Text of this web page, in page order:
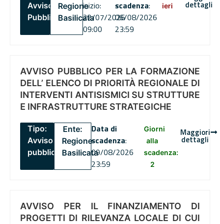
Avviso
Pubblico
Regione
Basilicata
inizio:
22/07/2026
09:00
scadenza:
06/08/2026
23:59
ieri dettagli
AVVISO PUBBLICO PER LA FORMAZIONE
DELL’ ELENCO DI PRIORITÀ REGIONALE DI
INTERVENTI ANTISISMICI SU STRUTTURE
E INFRASTRUTTURE STRATEGICHE
Tipo:
Avviso
pubblico
Ente:
Regione
Basilicata
Data di
scadenza:
09/08/2026
23:59
Giorni
alla
scadenza:
2
Maggiori
dettagli
AVVISO PER IL FINANZIAMENTO DI
PROGETTI DI RILEVANZA LOCALE DI CUI